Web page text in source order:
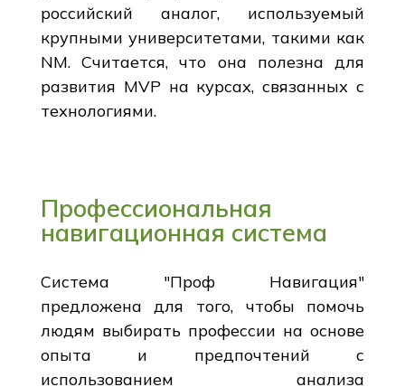
российский аналог, используемый
крупными университетами, такими как
NM. Считается, что она полезна для
развития MVP на курсах, связанных с
технологиями.
Профессиональная
навигационная система
Система "Проф Навигация"
предложена для того, чтобы помочь
людям выбирать профессии на основе
опыта и предпочтений с
использованием анализа